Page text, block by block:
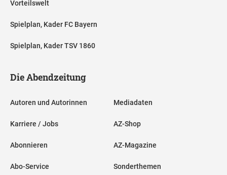
Vorteilswelt
Spielplan, Kader FC Bayern
Spielplan, Kader TSV 1860
Die Abendzeitung
Autoren und Autorinnen
Karriere / Jobs
Abonnieren
Abo-Service
Mediadaten
AZ-Shop
AZ-Magazine
Sonderthemen